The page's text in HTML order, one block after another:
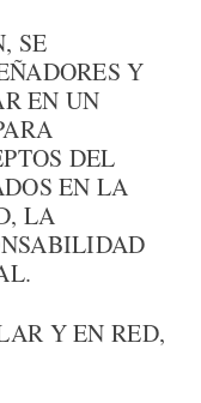
SE
Y
EN UN
DEL
EN LA
LA
Y EN RED,